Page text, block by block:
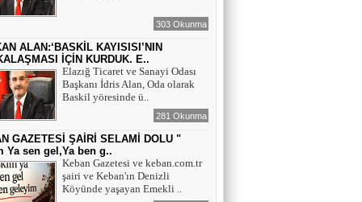
303 Okunma
ALAN:‘BASKİL KAYISISI’NIN
İÇİN KURDUK. E..
Elazığ Ticaret ve Sanayi Odası
Başkanı İdris Alan, Oda olarak
Baskil yöresinde ü..
281 Okunma
GAZETESİ ŞAİRİ SELAMİ DOLU "
Ya sen gel,Ya ben g..
Keban Gazetesi ve keban.com.tr
şairi ve Keban'ın Denizli
Köyünde yaşayan Emekli ..